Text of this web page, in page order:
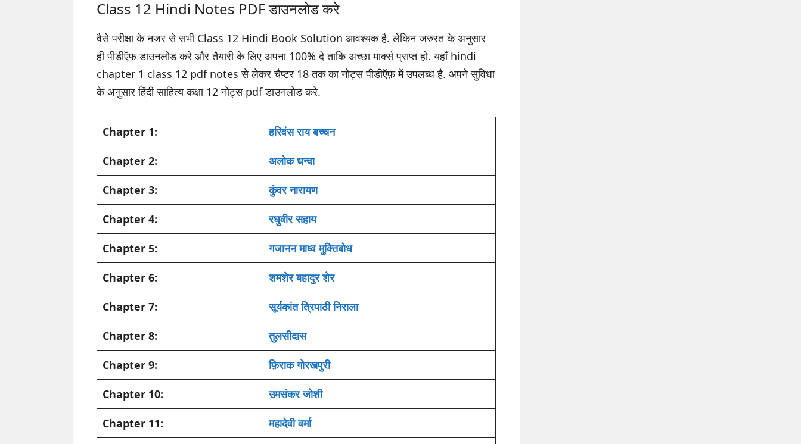
Class 12 Hindi Notes PDF डाउनलोड करे
वैसे परीक्षा के नजर से सभी Class 12 Hindi Book Solution आवश्यक है. लेकिन जरुरत के अनुसार
ही पीडीऍफ़ डाउनलोड करे और तैयारी के लिए अपना 100% दे ताकि अच्छा मार्क्स प्राप्त हो. यहाँ hindi
chapter 1 class 12 pdf notes से लेकर चैप्टर 18 तक का नोट्स पीडीऍफ़ में उपलब्ध है. अपने सुविधा
के अनुसार हिंदी साहित्य कक्षा 12 नोट्स pdf डाउनलोड करे.
Chapter 1: हरिवंस राय बच्चन
Chapter 2: अलोक धन्वा
Chapter 3: कुंवर नारायण
Chapter 4: रघुवीर सहाय
Chapter 5: गजानन माध्व मुक्तिबोध
Chapter 6: शमशेर बहादुर शेर
Chapter 7: सूर्यकांत त्रिपाठी निराला
Chapter 8: तुलसीदास
Chapter 9: फ़िराक गोरखपुरी
Chapter 10: उमसंकर जोशी
Chapter 11: महादेवी वर्मा